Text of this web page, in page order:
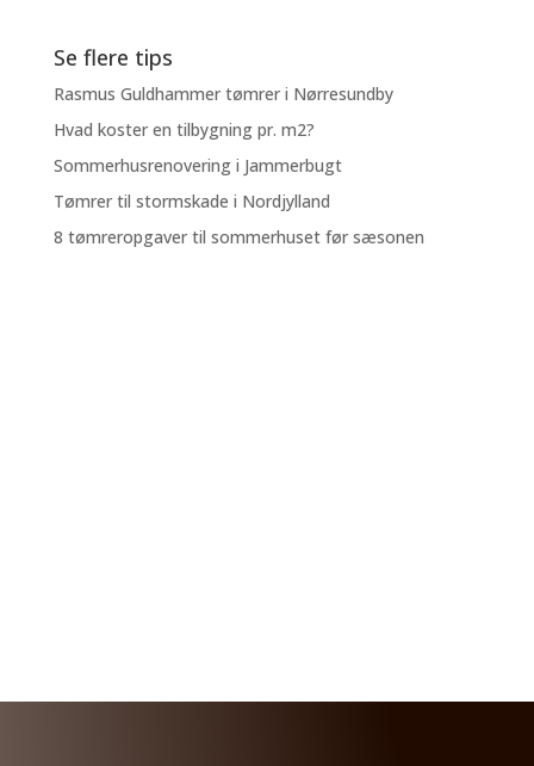
Se flere tips
Rasmus Guldhammer tømrer i Nørresundby
Hvad koster en tilbygning pr. m2?
Sommerhusrenovering i Jammerbugt
Tømrer til stormskade i Nordjylland
8 tømreropgaver til sommerhuset før sæsonen